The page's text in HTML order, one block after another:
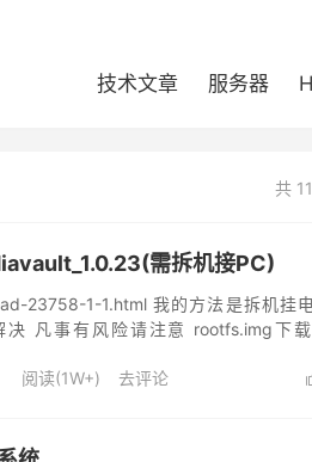
技术文章 服务器
共
需拆机接PC)
23758-1-1.html 我的方法是拆机挂
凡事有风险请注意 rootfs.img下载
阅读(1W+) 去评论